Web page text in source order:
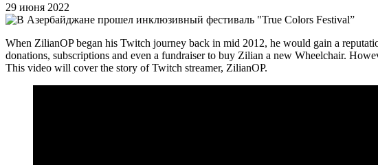
29 июня 2022
When ZilianOP began his Twitch journey back in mid 2012, he would gain a
donations, subscriptions and even a fundraiser to buy Zilian a new Wheelchair.
This video will cover the story of Twitch streamer, ZilianOP.